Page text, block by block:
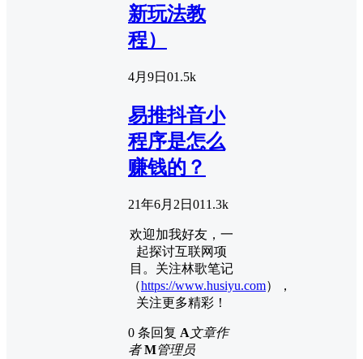
新玩法教
程）
4月9日 01.5k
易推抖音小
程序是怎么
赚钱的？
21年6月2日 011.3k
欢迎加我好友，一
起探讨互联网项
目。关注林歌笔记
（https://www.husiyu.com），
关注更多精彩！
0 条回复 A文章作
者 M管理员